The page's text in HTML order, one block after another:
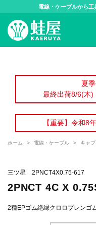
電線・ケーブルから工
夏
最終出荷8/6(木)
【重要】令和8
ホーム > 電線・ケーブル > キャ
三ツ星 2PNCT4X0.75-617
2PNCT 4C X
2種EPゴム絶縁クロロプレンゴ